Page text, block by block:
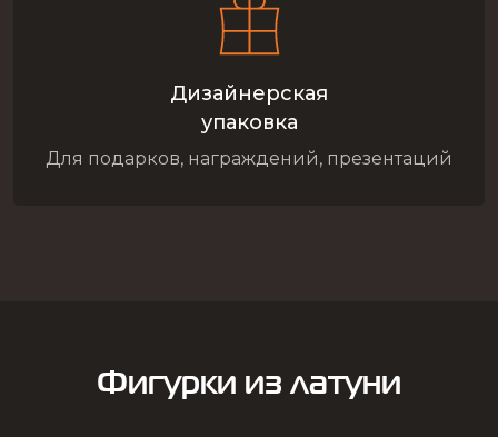
Дизайнерская
упаковка
Для подарков, награждений, презентаций
Фигурки из латуни